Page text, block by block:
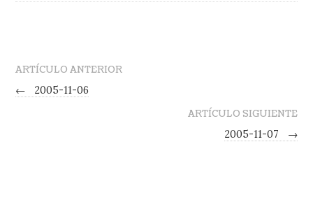
ARTÍCULO ANTERIOR
←
2005-11-06
ARTÍCULO SIGUIENTE
2005-11-07
→